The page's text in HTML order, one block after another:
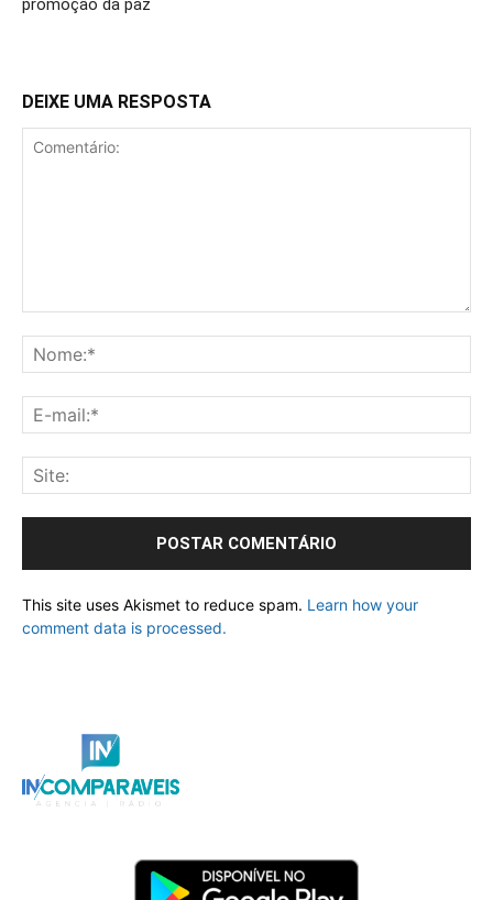
promoção da paz
DEIXE UMA RESPOSTA
This site uses Akismet to reduce spam. Learn how your
comment data is processed.